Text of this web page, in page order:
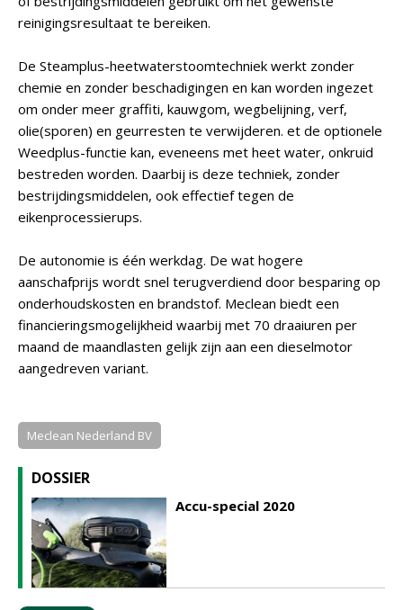
reinigingsresultaat te bereiken.
De Steamplus-heetwaterstoomtechniek werkt zonder
chemie en zonder beschadigingen en kan worden ingezet
om onder meer graffiti, kauwgom, wegbelijning, verf,
olie(sporen) en geurresten te verwijderen. et de optionele
Weedplus-functie kan, eveneens met heet water, onkruid
bestreden worden. Daarbij is deze techniek, zonder
bestrijdingsmiddelen, ook effectief tegen de
eikenprocessierups.
De autonomie is één werkdag. De wat hogere
aanschafprijs wordt snel terugverdiend door besparing op
onderhoudskosten en brandstof. Meclean biedt een
financieringsmogelijkheid waarbij met 70 draaiuren per
maand de maandlasten gelijk zijn aan een dieselmotor
aangedreven variant.
Meclean Nederland BV
DOSSIER
Accu-special 2020